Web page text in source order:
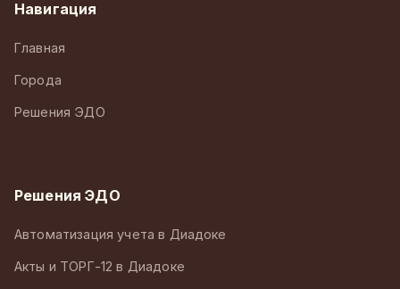
Навигация
Главная
Города
Решения ЭДО
Решения ЭДО
Автоматизация учета в Диадоке
Акты и ТОРГ-12 в Диадоке